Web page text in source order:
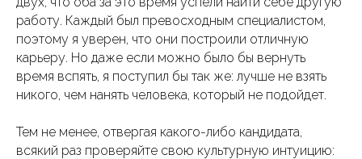
работу. Каждый был превосходным специалистом,
поэтому я уверен, что они построили отличную
карьеру. Но даже если можно было бы вернуть
время вспять, я поступил бы так же: лучше не взять
никого, чем нанять человека, который не подойдет.
Тем не менее, отвергая какого-либо кандидата,
всякий раз проверяйте свою культурную интуицию: